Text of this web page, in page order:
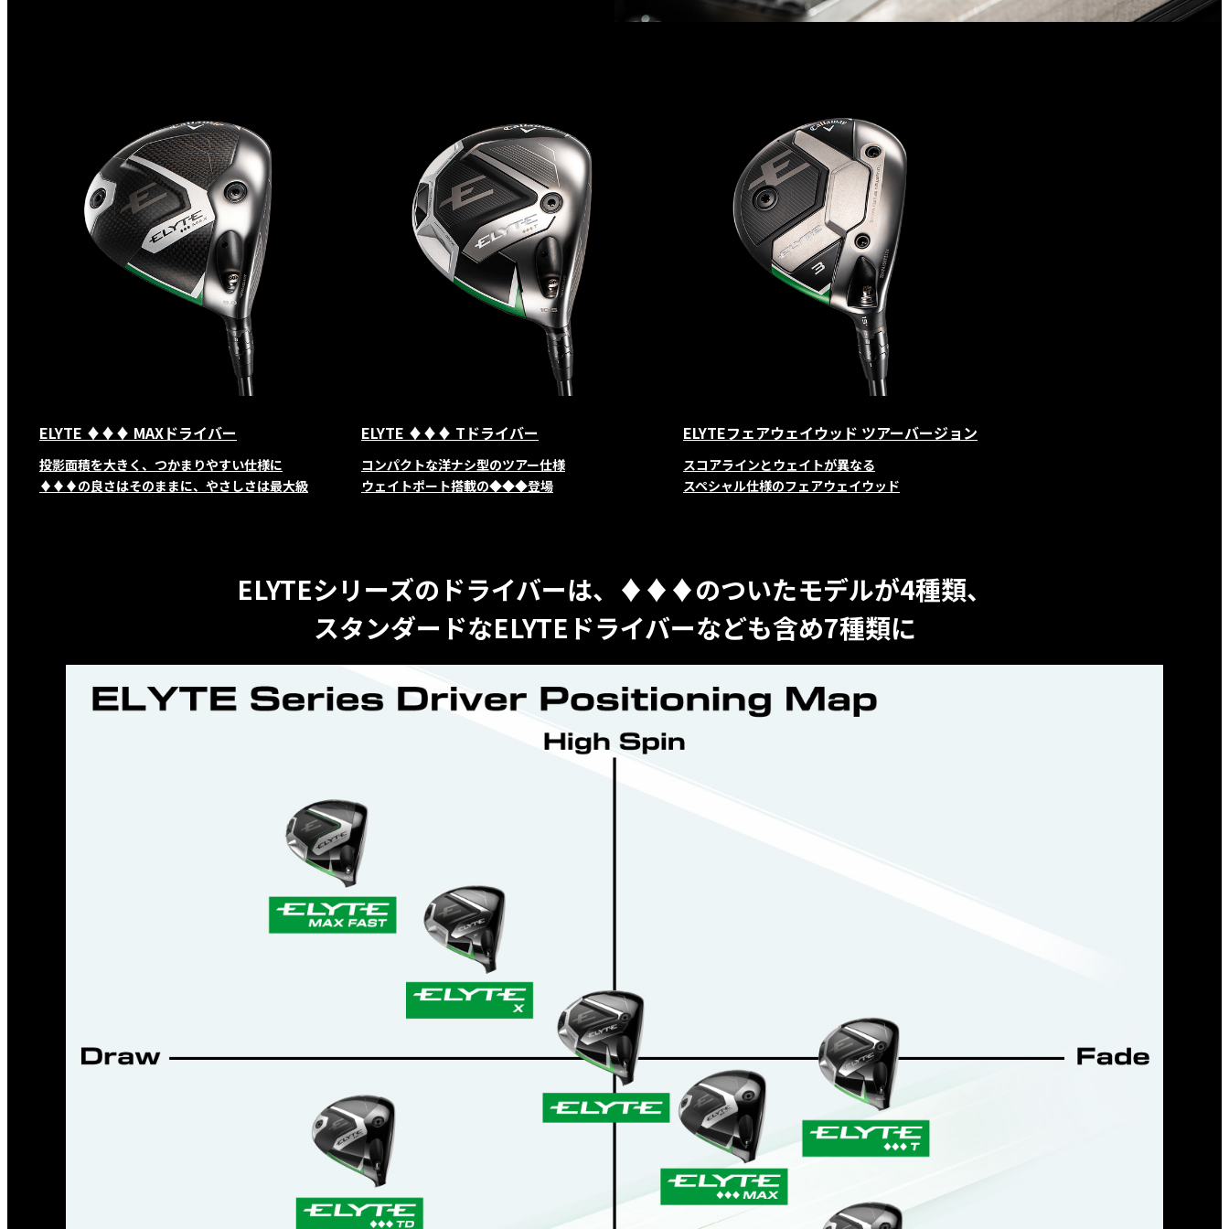
ELYTE ♦♦♦ MAXドライバー
投影面積を大きく、つかまりやすい仕様に
♦♦♦の良さはそのままに、やさしさは最大級
ELYTE ♦♦♦ Tドライバー
コンパクトな洋ナシ型のツアー仕様
ウェイトポート搭載の◆◆◆登場
ELYTEフェアウェイウッド ツアーバージョン
スコアラインとウェイトが異なる
スペシャル仕様のフェアウェイウッド
ELYTEシリーズのドライバーは、 ♦♦♦のついたモデルが4種類、
スタンダードなELYTEドライバーなども含め7種類に